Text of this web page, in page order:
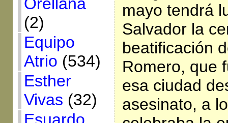
(2)
Equipo
Atrio (534)
Esther
Vivas (32)
mayo tendrá
Salvador la
beatificación
Romero, que
esa ciudad
asesinato, a